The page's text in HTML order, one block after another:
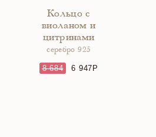
Кольцо с
виоланом и
цитринами
серебро 925
8 684 6 947